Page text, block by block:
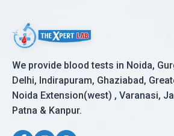
We provide blood tests in Noida,
Delhi, Indirapuram, Ghaziabad,
Noida Extension(west) , Varanasi,
Patna & Kanpur.